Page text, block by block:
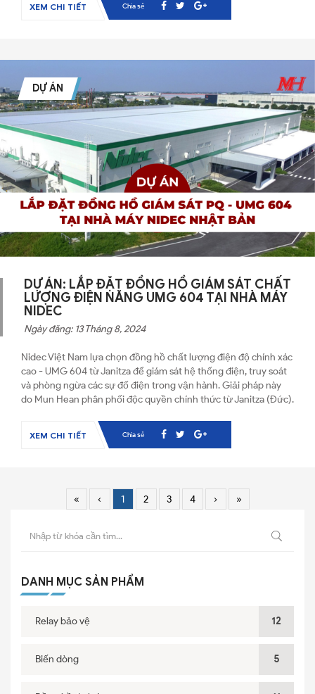
XEM CHI TIẾT Chia sẻ
DỰ ÁN
DỰ ÁN: LẮP ĐẶT ĐỒNG HỒ GIÁM SÁT CHẤT
LƯỢNG ĐIỆN NĂNG UMG 604 TẠI NHÀ MÁY
NIDEC
Ngày đăng: 13 Tháng 8, 2024
Nidec Việt Nam lựa chọn đồng hồ chất lượng điện độ chính xác
cao - UMG 604 từ Janitza để giám sát hệ thống điện, truy soát
và phòng ngừa các sự đố điện trong vận hành. Giải pháp này
do Mun Hean phân phối độc quyền chính thức từ Janitza (Đức).
XEM CHI TIẾT Chia sẻ
« ‹ 1 2 3 4 › »
DANH MỤC SẢN PHẨM
Relay bảo vệ 12
Biến dòng 5